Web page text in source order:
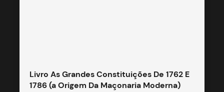
Livro As Grandes Constituições De 1762 E
1786 (a Origem Da Maçonaria Moderna)